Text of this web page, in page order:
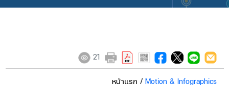
21
หน้าแรก / Motion & Infographics